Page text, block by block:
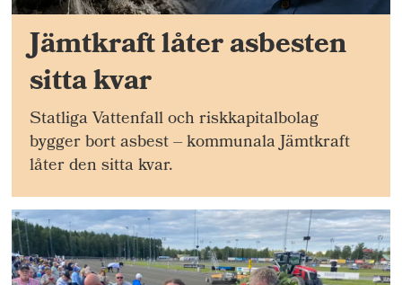
Jämtkraft låter asbesten
sitta kvar
Statliga Vattenfall och riskkapitalbolag
bygger bort asbest – kommunala Jämtkraft
låter den sitta kvar.